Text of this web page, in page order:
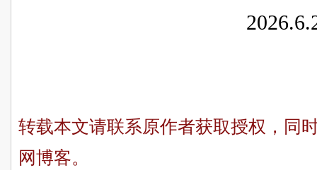
转载本文请联系原作者获取授权，同
网博客。